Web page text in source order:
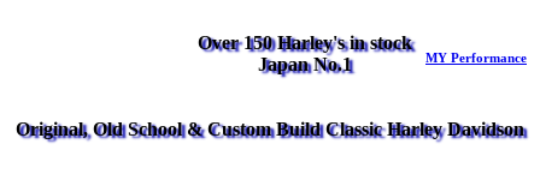
Over 150 Harley's in stock
Japan No.1
MY Performance
Original, Old School & Custom Build Classic Harley Davidson